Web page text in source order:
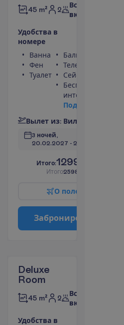
45 m² 2
Все
включено
Удобства в
номере
Ванна
Фен
Туалет
Балкон
Телефон
Сейф
Беспроводной
интернет
Под
Вылет из: Вил
3 ночей,
20.02.2027 - 23.02.2027
Итого:1299.00
Итого2598.00
О поле
Заброниро
Deluxe
Room
45 m² 2
Все
включено
Удобства в